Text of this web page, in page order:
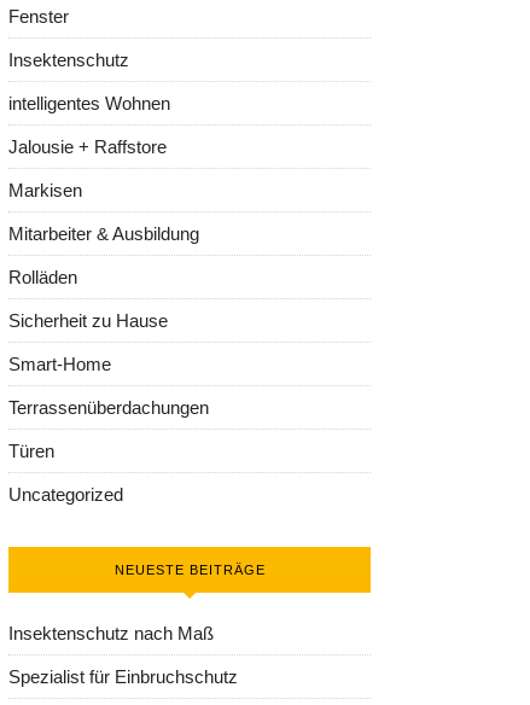
Fenster
Insektenschutz
intelligentes Wohnen
Jalousie + Raffstore
Markisen
Mitarbeiter & Ausbildung
Rolläden
Sicherheit zu Hause
Smart-Home
Terrassenüberdachungen
Türen
Uncategorized
NEUESTE BEITRÄGE
Insektenschutz nach Maß
Spezialist für Einbruchschutz